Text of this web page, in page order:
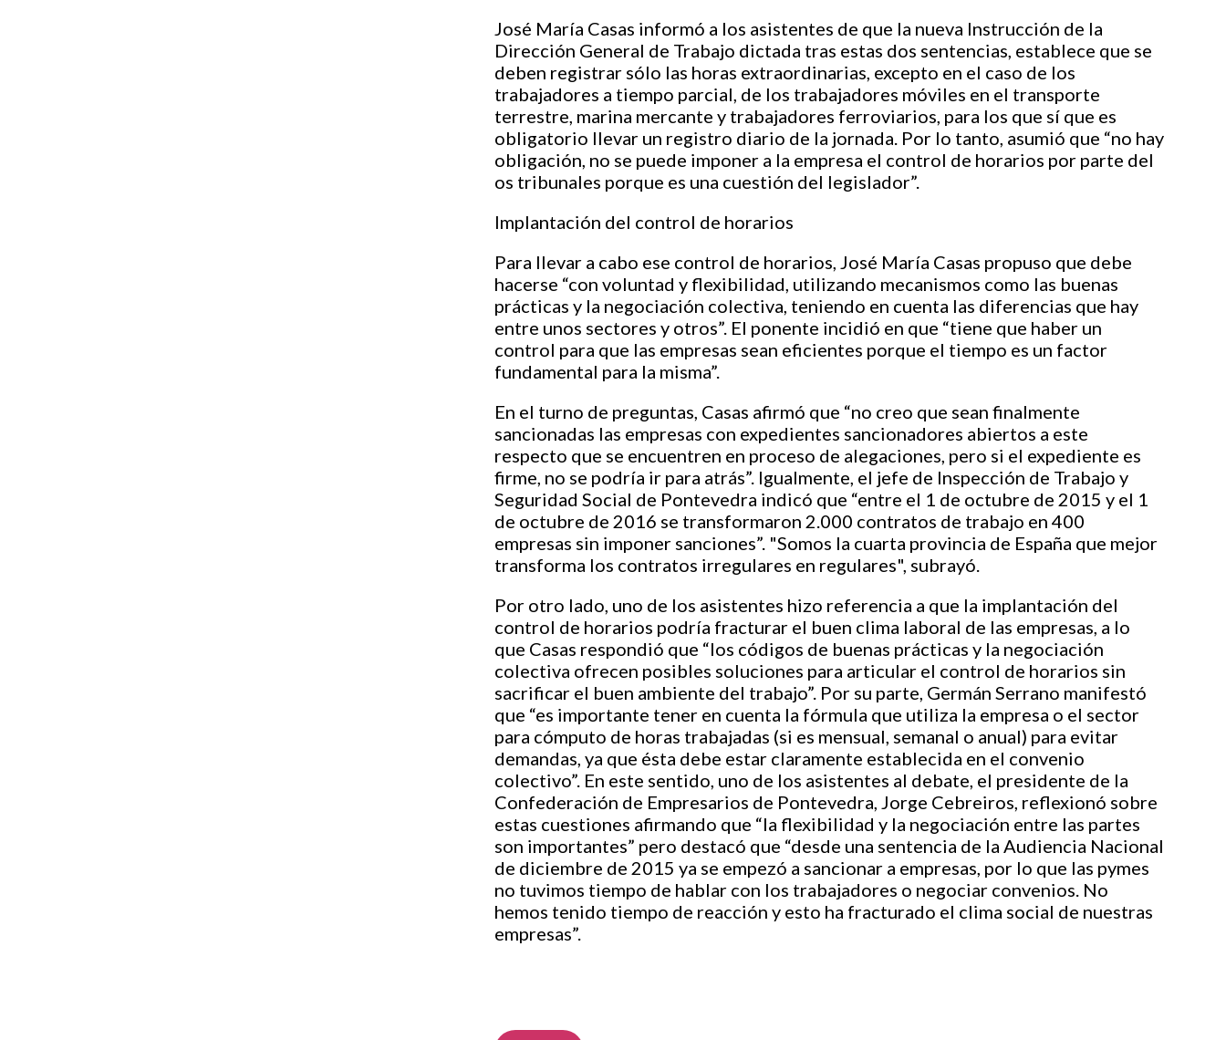
José María Casas informó a los asistentes de que la nueva Instrucción de la
Dirección General de Trabajo dictada tras estas dos sentencias, establece que se
deben registrar sólo las horas extraordinarias, excepto en el caso de los
trabajadores a tiempo parcial, de los trabajadores móviles en el transporte
terrestre, marina mercante y trabajadores ferroviarios, para los que sí que es
obligatorio llevar un registro diario de la jornada. Por lo tanto, asumió que “no hay
obligación, no se puede imponer a la empresa el control de horarios por parte del
os tribunales porque es una cuestión del legislador”.
Implantación del control de horarios
Para llevar a cabo ese control de horarios, José María Casas propuso que debe
hacerse “con voluntad y flexibilidad, utilizando mecanismos como las buenas
prácticas y la negociación colectiva, teniendo en cuenta las diferencias que hay
entre unos sectores y otros”. El ponente incidió en que “tiene que haber un
control para que las empresas sean eficientes porque el tiempo es un factor
fundamental para la misma”.
En el turno de preguntas, Casas afirmó que “no creo que sean finalmente
sancionadas las empresas con expedientes sancionadores abiertos a este
respecto que se encuentren en proceso de alegaciones, pero si el expediente es
firme, no se podría ir para atrás”. Igualmente, el jefe de Inspección de Trabajo y
Seguridad Social de Pontevedra indicó que “entre el 1 de octubre de 2015 y el 1
de octubre de 2016 se transformaron 2.000 contratos de trabajo en 400
empresas sin imponer sanciones”. "Somos la cuarta provincia de España que mejor
transforma los contratos irregulares en regulares", subrayó.
Por otro lado, uno de los asistentes hizo referencia a que la implantación del
control de horarios podría fracturar el buen clima laboral de las empresas, a lo
que Casas respondió que “los códigos de buenas prácticas y la negociación
colectiva ofrecen posibles soluciones para articular el control de horarios sin
sacrificar el buen ambiente del trabajo”. Por su parte, Germán Serrano manifestó
que “es importante tener en cuenta la fórmula que utiliza la empresa o el sector
para cómputo de horas trabajadas (si es mensual, semanal o anual) para evitar
demandas, ya que ésta debe estar claramente establecida en el convenio
colectivo”. En este sentido, uno de los asistentes al debate, el presidente de la
Confederación de Empresarios de Pontevedra, Jorge Cebreiros, reflexionó sobre
estas cuestiones afirmando que “la flexibilidad y la negociación entre las partes
son importantes” pero destacó que “desde una sentencia de la Audiencia Nacional
de diciembre de 2015 ya se empezó a sancionar a empresas, por lo que las pymes
no tuvimos tiempo de hablar con los trabajadores o negociar convenios. No
hemos tenido tiempo de reacción y esto ha fracturado el clima social de nuestras
empresas”.